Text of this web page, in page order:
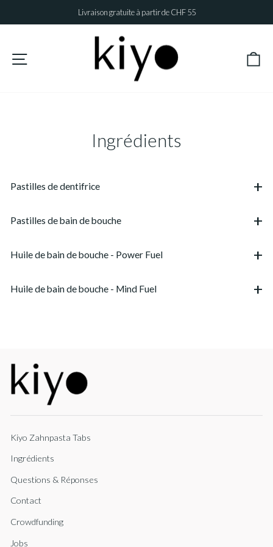
au
Diaporama
Pause
Livraison gratuite à partir de CHF 55
Ingrédients
Pastilles de dentifrice
Pastilles de bain de bouche
Huile de bain de bouche - Power Fuel
Huile de bain de bouche - Mind Fuel
Kiyo Zahnpasta Tabs
Ingrédients
Questions & Réponses
Contact
Crowdfunding
Jobs